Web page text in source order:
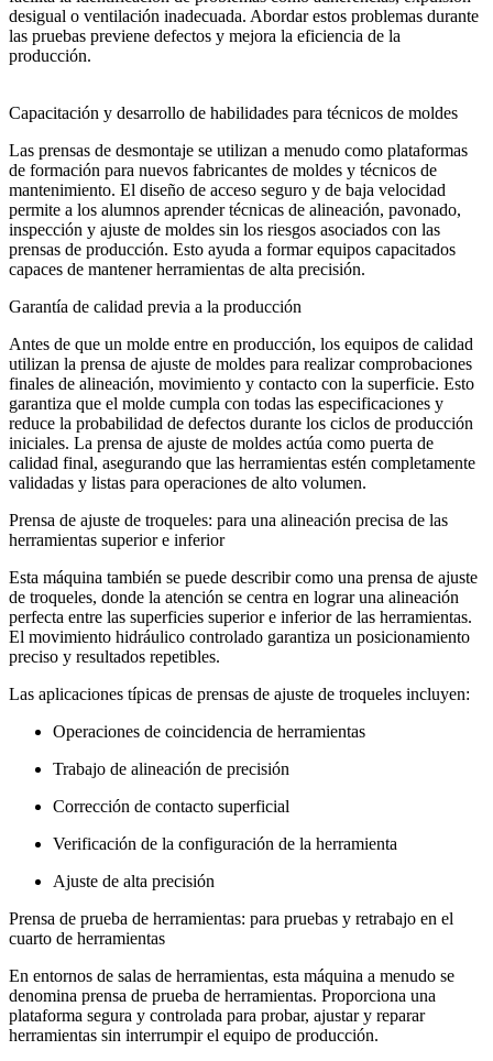
desigual o ventilación inadecuada. Abordar estos problemas durante
las pruebas previene defectos y mejora la eficiencia de la
producción.
Capacitación y desarrollo de habilidades para técnicos de moldes
Las prensas de desmontaje se utilizan a menudo como plataformas
de formación para nuevos fabricantes de moldes y técnicos de
mantenimiento. El diseño de acceso seguro y de baja velocidad
permite a los alumnos aprender técnicas de alineación, pavonado,
inspección y ajuste de moldes sin los riesgos asociados con las
prensas de producción. Esto ayuda a formar equipos capacitados
capaces de mantener herramientas de alta precisión.
Garantía de calidad previa a la producción
Antes de que un molde entre en producción, los equipos de calidad
utilizan la prensa de ajuste de moldes para realizar comprobaciones
finales de alineación, movimiento y contacto con la superficie. Esto
garantiza que el molde cumpla con todas las especificaciones y
reduce la probabilidad de defectos durante los ciclos de producción
iniciales. La prensa de ajuste de moldes actúa como puerta de
calidad final, asegurando que las herramientas estén completamente
validadas y listas para operaciones de alto volumen.
Prensa de ajuste de troqueles: para una alineación precisa de las
herramientas superior e inferior
Esta máquina también se puede describir como una prensa de ajuste
de troqueles, donde la atención se centra en lograr una alineación
perfecta entre las superficies superior e inferior de las herramientas.
El movimiento hidráulico controlado garantiza un posicionamiento
preciso y resultados repetibles.
Las aplicaciones típicas de prensas de ajuste de troqueles incluyen:
Operaciones de coincidencia de herramientas
Trabajo de alineación de precisión
Corrección de contacto superficial
Verificación de la configuración de la herramienta
Ajuste de alta precisión
Prensa de prueba de herramientas: para pruebas y retrabajo en el
cuarto de herramientas
En entornos de salas de herramientas, esta máquina a menudo se
denomina prensa de prueba de herramientas. Proporciona una
plataforma segura y controlada para probar, ajustar y reparar
herramientas sin interrumpir el equipo de producción.